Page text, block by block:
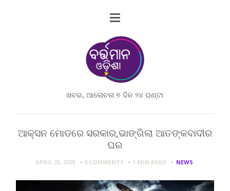
ଖବର, ଆଲୋଚନା ୭ ଦିନ ୨୪ ଘଣ୍ଟା
ଆକ୍ସନ ମୋଡରେ ସରକାର,ଭାଙ୍ଗିଲା ଆତଙ୍କବାଦୀର
ଘର
APRIL 25, 2025 0 COMMENTS 1 MIN READ NEWS